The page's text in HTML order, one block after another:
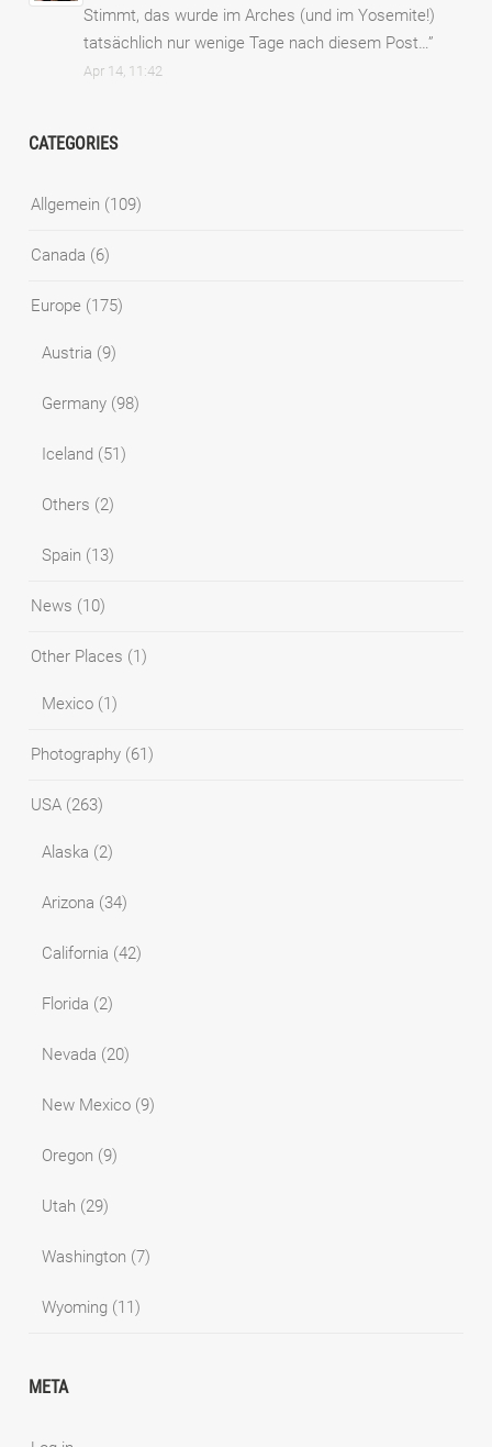
Stimmt, das wurde im Arches (und im Yosemite!)
tatsächlich nur wenige Tage nach diesem Post…”
Apr 14, 11:42
CATEGORIES
Allgemein (109)
Canada (6)
Europe (175)
Austria (9)
Germany (98)
Iceland (51)
Others (2)
Spain (13)
News (10)
Other Places (1)
Mexico (1)
Photography (61)
USA (263)
Alaska (2)
Arizona (34)
California (42)
Florida (2)
Nevada (20)
New Mexico (9)
Oregon (9)
Utah (29)
Washington (7)
Wyoming (11)
META